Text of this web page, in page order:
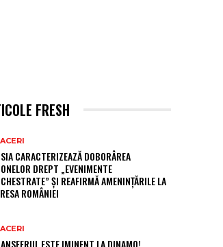
FRESH
CARACTERIZEAZĂ DOBORÂREA
DREPT „EVENIMENTE
ȘI REAFIRMĂ AMENINȚĂRILE LA
ROMÂNIEI